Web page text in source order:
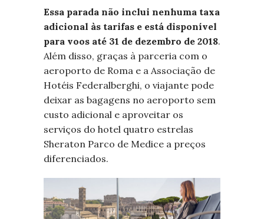
Essa parada não inclui nenhuma taxa
adicional às tarifas e está disponível
para voos até 31 de dezembro de 2018.
Além disso, graças à parceria com o
aeroporto de Roma e a Associação de
Hotéis Federalberghi, o viajante pode
deixar as bagagens no aeroporto sem
custo adicional e aproveitar os
serviços do hotel quatro estrelas
Sheraton Parco de Medice a preços
diferenciados.